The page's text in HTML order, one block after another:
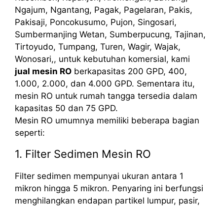
Ngajum, Ngantang, Pagak, Pagelaran, Pakis,
Pakisaji, Poncokusumo, Pujon, Singosari,
Sumbermanjing Wetan, Sumberpucung, Tajinan,
Tirtoyudo, Tumpang, Turen, Wagir, Wajak,
Wonosari,, untuk kebutuhan komersial, kami
jual mesin RO berkapasitas 200 GPD, 400,
1.000, 2.000, dan 4.000 GPD. Sementara itu,
mesin RO untuk rumah tangga tersedia dalam
kapasitas 50 dan 75 GPD.
Mesin RO umumnya memiliki beberapa bagian
seperti:
1. Filter Sedimen Mesin RO
Filter sedimen mempunyai ukuran antara 1
mikron hingga 5 mikron. Penyaring ini berfungsi
menghilangkan endapan partikel lumpur, pasir,